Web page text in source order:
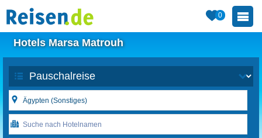
0
Hotels Marsa Matrouh